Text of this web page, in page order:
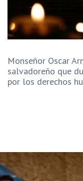
Monseñor Oscar
salvadoreño que
por los derechos